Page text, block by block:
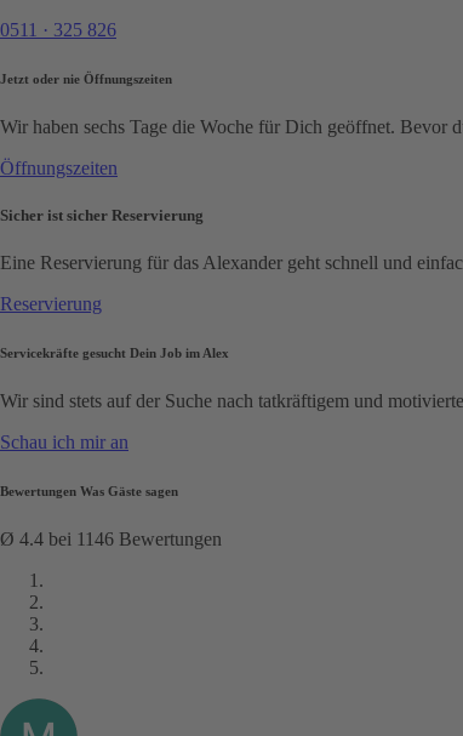
0511 · 325 826
Jetzt oder nie Öffnungszeiten
Wir haben sechs Tage die Woche für Dich geöffnet. Bevor
Öffnungszeiten
Sicher ist sicher Reservierung
Eine Reservierung für das Alexander geht schnell und
Reservierung
Servicekräfte gesucht Dein Job im Alex
Wir sind stets auf der Suche nach tatkräftigem und
Schau ich mir an
Bewertungen Was Gäste sagen
Ø 4.4 bei 1146 Bewertungen